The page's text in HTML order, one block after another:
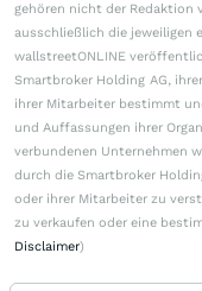
gehören nicht der Redaktion
ausschließlich die jeweiligen
wallstreetONLINE
Smartbroker Holding AG,
ihrer Mitarbeiter bestimmt
und Auffassungen ihrer
verbundenen Unternehmen
durch die Smartbroker
oder ihrer Mitarbeiter zu
zu verkaufen oder eine
Disclaimer)